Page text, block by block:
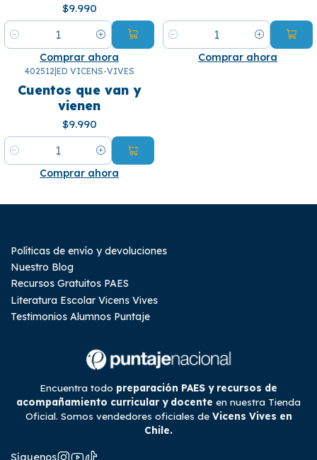
$9.990
Cantidad
Comprar ahora
Cantidad
Comprar ahora
402512 ED VICENS-VIVES
Cuentos que van y
vienen
$9.990
Cantidad
Comprar ahora
Políticas de envío y devoluciones
Nuestro Blog
Recursos Gratuitos PAES
Literatura Escolar Vicens Vives
Testimonios Alumnos Puntaje
Encuentra todo preparación PAES y recursos de
acompañamiento curricular y docente en nuestra Tienda
Oficial. Somos vendedores oficiales de Vicens Vives en
Chile.
Síguenos